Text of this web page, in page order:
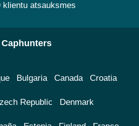
klientu atsauksmes
Caphunters
Bulgaria Canada Croatia
Republic Denmark